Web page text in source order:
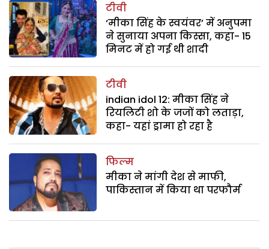
टीवी
‘मीका सिंह के स्वयंवर’ में अनुपमा
ने सुनाया अपना किस्सा, कहा- 15
मिनट में हो गई थी शादी
टीवी
indian idol 12: मीका सिंह ने
रियलिटी शो के जजों को लताड़ा,
कहा- यहां ड्रामा हो रहा है
फिल्म
मीका ने मांगी देश से माफी,
पाकिस्तान में किया था परफौर्म